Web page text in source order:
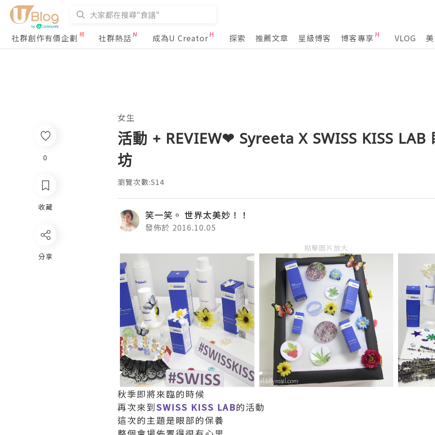
社群創作有價企劃 社群熱話 成為U Creator 探索 推薦文章 星級博客 博客專享 VLOG
0
收藏
分享
女生
活動 + REVIEW❤ Syreeta X SWISS KISS LAB
坊
瀏覽次數:514
笑一笑。 世界太美妙！！
發佈於 2016.10.05
點擊圖片放大
秋季即將來臨的時候
再次來到SWISS KISS LAB的活動
這次的主題是眼部的保養